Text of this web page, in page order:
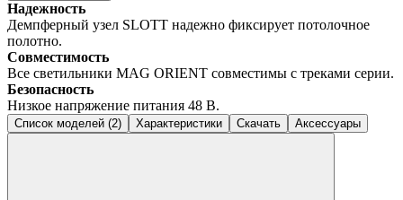
Надежность
Демпферный узел SLOTT надежно фиксирует потолочное
полотно.
Совместимость
Все светильники MAG ORIENT совместимы с треками серии.
Безопасность
Низкое напряжение питания 48 В.
Список моделей (2) Характеристики Скачать Аксессуары